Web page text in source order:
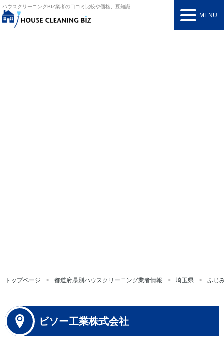
ハウスクリーニングBIZ業者の口コミ比較や価格、豆知識
MENU
トップページ 都道府県別ハウスクリーニング業者情報 埼玉県 ふじ
ビソー工業株式会社